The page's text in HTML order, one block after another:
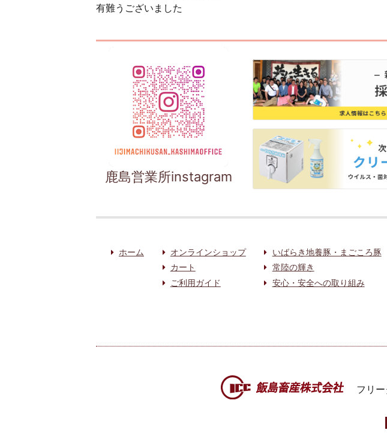
有難うございました
鹿島営業所instagram
ホーム
オンラインショップ
カート
ご利用ガイド
いばらき地養豚・まごころ豚
常陸の輝き
安心・安全への取り組み
フリ